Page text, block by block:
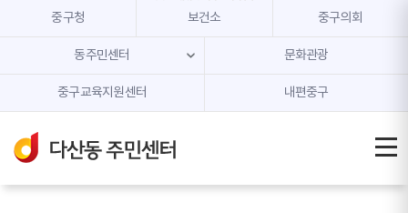
본문 내용 바로가기
주메뉴 바로가기
중구청 보건소 중구의회
동주민센터 문화관광
중구교육지원센터 내편중구